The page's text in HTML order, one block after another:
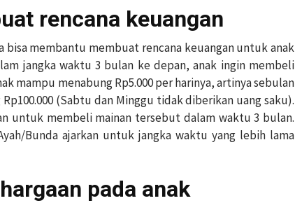
rencana keuangan
bisa membantu membuat rencana keuangan untuk anak
jangka waktu 3 bulan ke depan, anak ingin membeli
mampu menabung Rp5.000 per harinya, artinya sebulan
(Sabtu dan Minggu tidak diberikan uang saku).
untuk membeli mainan tersebut dalam waktu 3 bulan.
Bunda ajarkan untuk jangka waktu yang lebih lama
pada anak